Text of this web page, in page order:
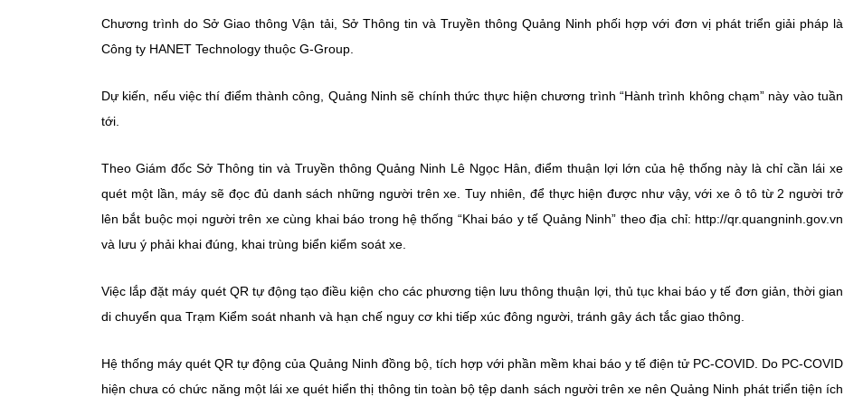
Chương trình do Sở Giao thông Vận tải, Sở Thông tin và Truyền thông Quảng Ninh phối hợp với đơn vị phát triển giải pháp là
Công ty HANET Technology thuộc G-Group.
Dự kiến, nếu việc thí điểm thành công, Quảng Ninh sẽ chính thức thực hiện chương trình “Hành trình không chạm” này vào tuần
tới.
Theo Giám đốc Sở Thông tin và Truyền thông Quảng Ninh Lê Ngọc Hân, điểm thuận lợi lớn của hệ thống này là chỉ cần lái xe
quét một lần, máy sẽ đọc đủ danh sách những người trên xe. Tuy nhiên, để thực hiện được như vậy, với xe ô tô từ 2 người trở
lên bắt buộc mọi người trên xe cùng khai báo trong hệ thống “Khai báo y tế Quảng Ninh” theo địa chỉ: http://qr.quangninh.gov.vn
và lưu ý phải khai đúng, khai trùng biển kiểm soát xe.
Việc lắp đặt máy quét QR tự động tạo điều kiện cho các phương tiện lưu thông thuận lợi, thủ tục khai báo y tế đơn giản, thời gian
di chuyển qua Trạm Kiểm soát nhanh và hạn chế nguy cơ khi tiếp xúc đông người, tránh gây ách tắc giao thông.
Hệ thống máy quét QR tự động của Quảng Ninh đồng bộ, tích hợp với phần mềm khai báo y tế điện tử PC-COVID. Do PC-COVID
hiện chưa có chức năng một lái xe quét hiển thị thông tin toàn bộ tệp danh sách người trên xe nên Quảng Ninh phát triển tiện ích